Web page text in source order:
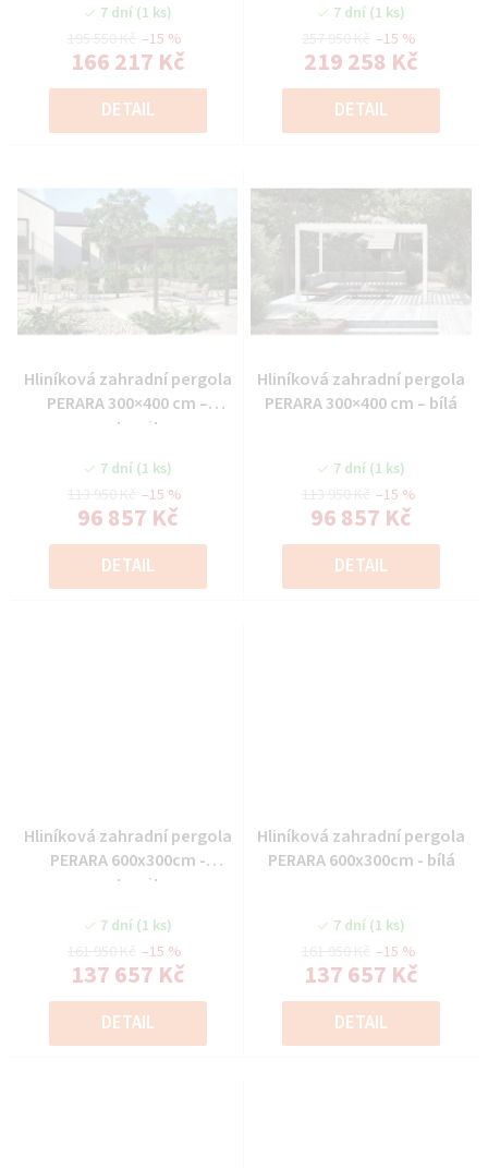
7 dní (1 ks)
166 217 Kč
–15 %
DETAIL
7 dní (1 ks)
219 258 Kč
–15 %
DETAIL
Hliníková zahradní pergola
PERARA 300×400 cm –
antracit
7 dní (1 ks)
96 857 Kč
–15 %
DETAIL
Hliníková zahradní pergola
PERARA 300×400 cm – bílá
7 dní (1 ks)
96 857 Kč
–15 %
DETAIL
Hliníková zahradní pergola
PERARA 600x300cm -
antracit
7 dní (1 ks)
137 657 Kč
–15 %
DETAIL
Hliníková zahradní pergola
PERARA 600x300cm - bílá
7 dní (1 ks)
137 657 Kč
–15 %
DETAIL